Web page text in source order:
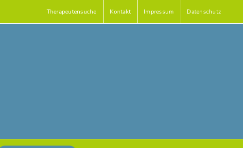
Therapeutensuche Kontakt Impressum Datenschutz